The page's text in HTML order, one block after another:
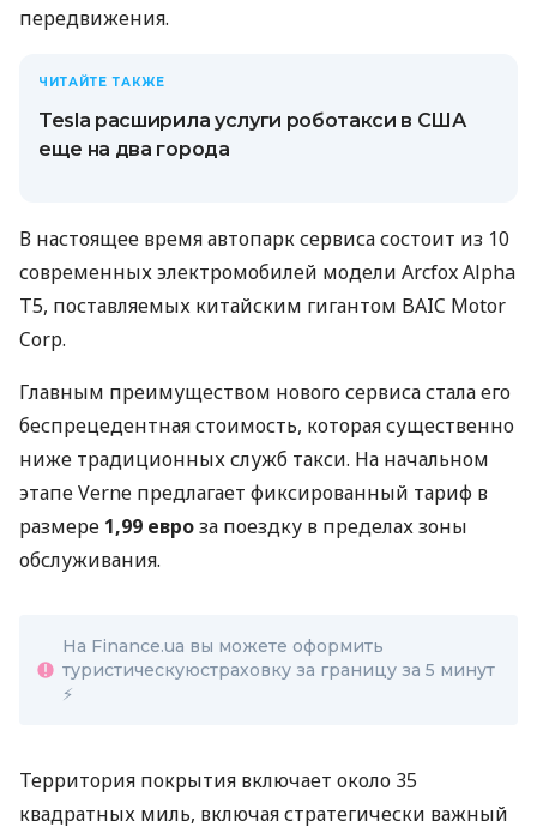
передвижения.
ЧИТАЙТЕ ТАКЖЕ
Tesla расширила услуги роботакси в США
еще на два города
В настоящее время автопарк сервиса состоит из 10
современных электромобилей модели Arcfox Alpha
T5, поставляемых китайским гигантом BAIC Motor
Corp.
Главным преимуществом нового сервиса стала его
беспрецедентная стоимость, которая существенно
ниже традиционных служб такси. На начальном
этапе Verne предлагает фиксированный тариф в
размере 1,99 евроза поездку в пределах зоны
обслуживания.
На Finance.ua вы можете оформить
туристическуюстраховку за границу за 5 минут
⚡
Территория покрытия включает около 35
квадратных миль, включая стратегически важный